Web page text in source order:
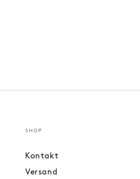
SHOP
Kontakt
Versand